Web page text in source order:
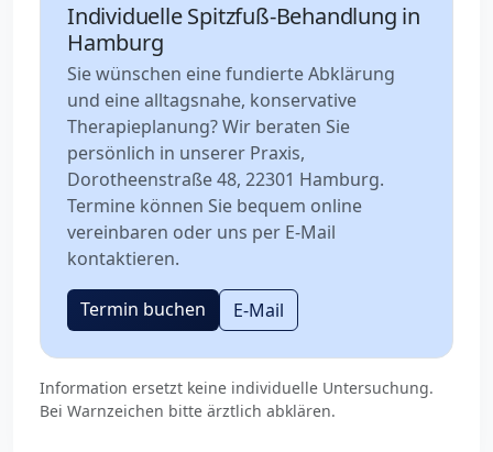
Individuelle Spitzfuß-Behandlung in
Hamburg
Sie wünschen eine fundierte Abklärung
und eine alltagsnahe, konservative
Therapieplanung? Wir beraten Sie
persönlich in unserer Praxis,
Dorotheenstraße 48, 22301 Hamburg.
Termine können Sie bequem online
vereinbaren oder uns per E‑Mail
kontaktieren.
Termin buchen E-Mail
Information ersetzt keine individuelle Untersuchung.
Bei Warnzeichen bitte ärztlich abklären.